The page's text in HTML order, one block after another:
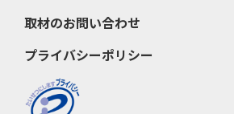
取材のお問い合わせ
プライバシーポリシー